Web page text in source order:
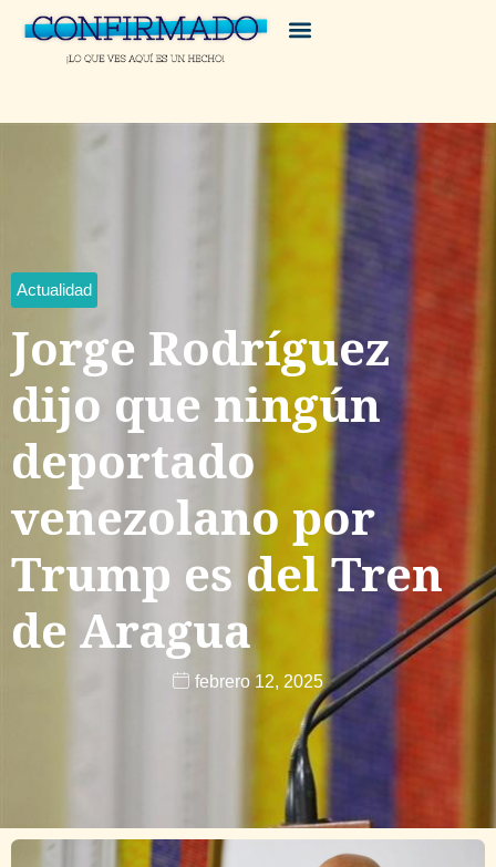
Actualidad
Jorge Rodríguez
dijo que ningún
deportado
venezolano por
Trump es del Tren
de Aragua
febrero 12, 2025